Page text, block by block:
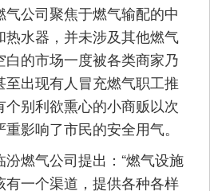
公司聚焦于燃气输配的中
水器，并未涉及其他燃气
的市场一度被各类商家乃
出现有人冒充燃气职工推
别利欲熏心的小商贩以次
影响了市民的安全用气。
燃气公司提出：“燃气设施
有一个渠道，提供各种各样